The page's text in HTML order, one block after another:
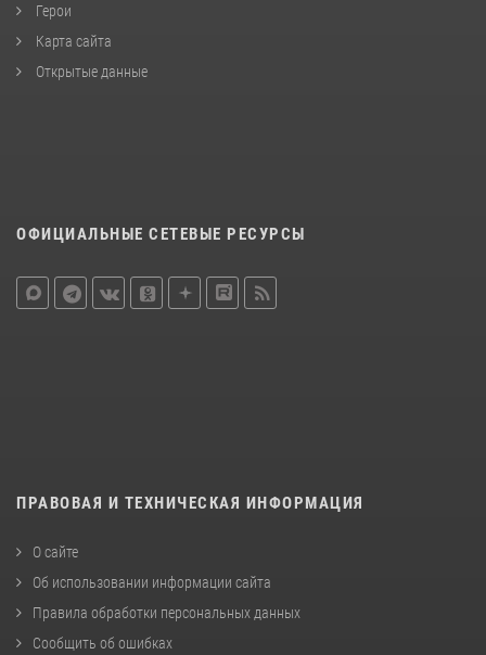
Герои
Карта сайта
Открытые данные
ОФИЦИАЛЬНЫЕ СЕТЕВЫЕ РЕСУРСЫ
ПРАВОВАЯ И ТЕХНИЧЕСКАЯ ИНФОРМАЦИЯ
О сайте
Об использовании информации сайта
Правила обработки персональных данных
Сообщить об ошибках